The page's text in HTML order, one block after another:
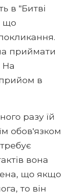
в "Битві
що
приймати
На
в
разу їй
обов'язком
вона
що якщо
то він